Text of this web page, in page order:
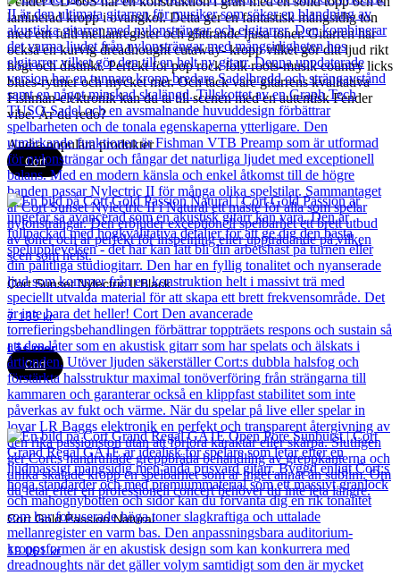
laminerad kropp i ovangkol. Detta ger en fantastisk mångsidig ton
med ettt fultl mellanregister och glittrande ljusa toner. Gitarren har
också en kurvig dreadnought cutaway- kropp vilket gör ditt ljud rikt
högt och distinkt. Perfekt för pop rock folk roots-musik country licks
blues-rytmer och mycket mer. Och tack vare gitarrens kvalitativa
Fishman-elektronik kan du ta till scenen med en autentisk Fender
vibe. Är du redo?
Andra populära produkter
Cort
Cort Sunset Nylectric II Black
7 135kr
Läs mer
Cort
Cort Gold Passion Natural
19 061kr